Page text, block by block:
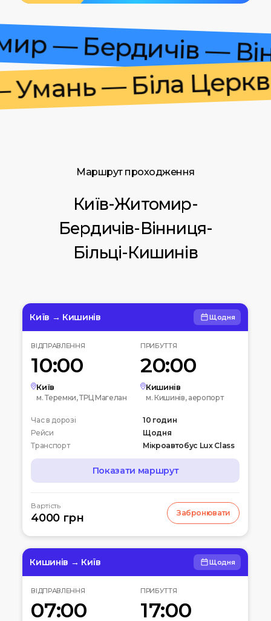
— Бердичів —
— Біла Церква
Маршрут проходження
Київ-Житомир-
Бердичів-Вінниця-
Більці-Кишинів
Київ → Кишинів Щодня
ВІДПРАВЛЕННЯ
10:00
Київ
м. Теремки, ТРЦ Магелан
ПРИБУТТЯ
20:00
Кишинів
м. Кишинів, аеропорт
Транспорт Мікроавтобус Lux Class
Час в дорозі
10 годин
Рейси
Щодня
Показати маршрут
07:00 Чернігів
Автостанція
10:00Київ
Вокзальна пл. 4
Біла церква
Вул. Леваневського
Вартість
4000 грн Забронювати
Кишинів → Київ Щодня
ВІДПРАВЛЕННЯ
07:00
ПРИБУТТЯ
17:00